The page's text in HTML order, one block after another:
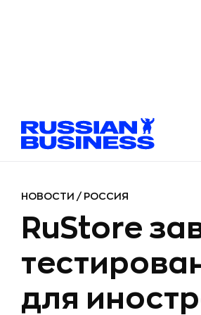
НОВОСТИ / РОССИЯ
RuStore
для